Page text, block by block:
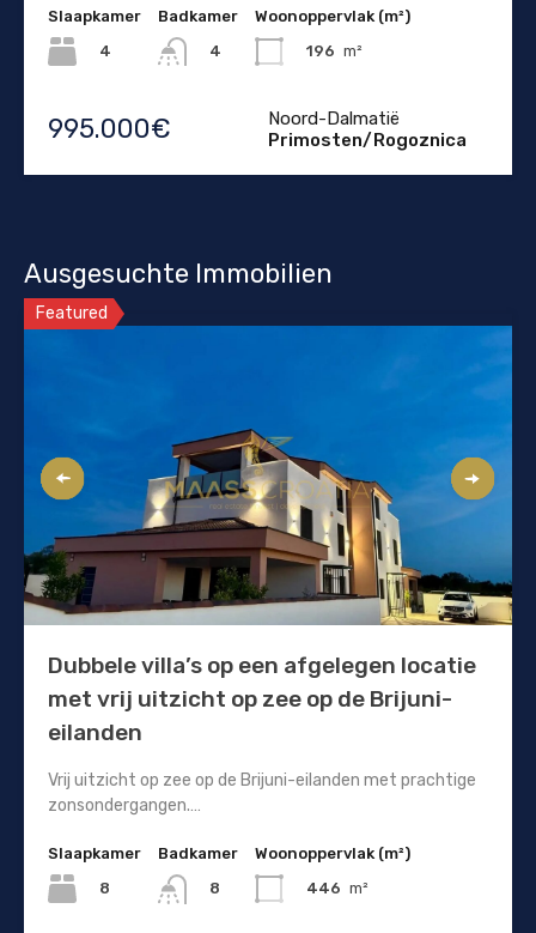
Slaapkamer
4
Badkamer
4
Woonoppervlak (m²)
196 m²
995.000€
Noord-Dalmatië
Primosten/Rogoznica
Ausgesuchte Immobilien
Featured
Dubbele villa’s op een afgelegen locatie
met vrij uitzicht op zee op de Brijuni-
eilanden
Vrij uitzicht op zee op de Brijuni-eilanden met prachtige
zonsondergangen.…
Slaapkamer
8
Badkamer
8
Woonoppervlak (m²)
446 m²